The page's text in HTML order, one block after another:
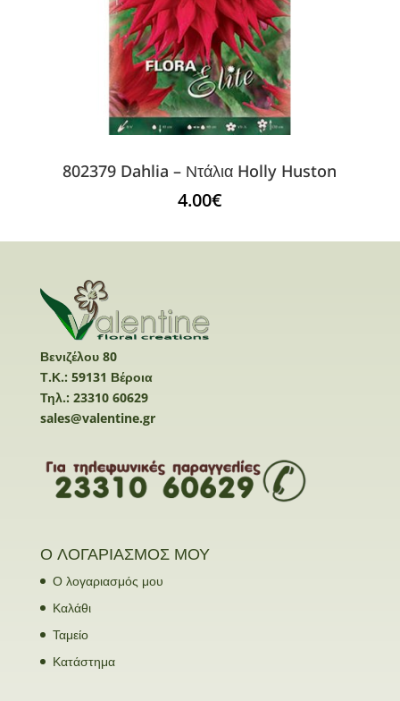
802379 Dahlia – Ντάλια Holly Huston
4.00€
Βενιζέλου 80
Τ.Κ.: 59131 Βέροια
Τηλ.: 23310 60629
sales@valentine.gr
Ο ΛΟΓΑΡΙΑΣΜΟΣ ΜΟΥ
Ο λογαριασμός μου
Καλάθι
Ταμείο
Κατάστημα